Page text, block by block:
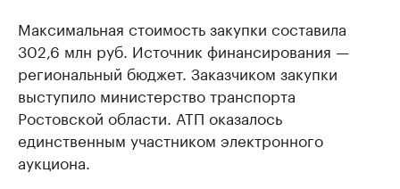
Максимальная стоимость закупки составила
302,6 млн руб. Источник финансирования —
региональный бюджет. Заказчиком закупки
выступило министерство транспорта
Ростовской области. АТП оказалось
единственным участником электронного
аукциона.